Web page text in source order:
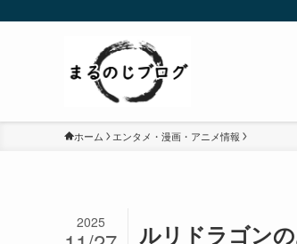
ホーム エンタメ・漫画・アニメ情報
ルリドラゴン
2025